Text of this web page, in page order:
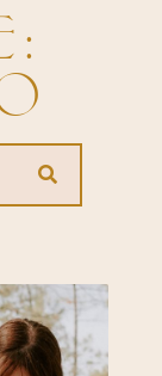
: